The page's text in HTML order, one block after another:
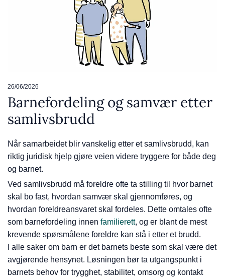
26/06/2026
Barnefordeling og samvær etter
samlivsbrudd
Når samarbeidet blir vanskelig etter et samlivsbrudd, kan
riktig juridisk hjelp gjøre veien videre tryggere for både deg
og barnet.
Ved samlivsbrudd må foreldre ofte ta stilling til hvor barnet
skal bo fast, hvordan samvær skal gjennomføres, og
hvordan foreldreansvaret skal fordeles. Dette omtales ofte
som barnefordeling innen familierett, og er blant de mest
krevende spørsmålene foreldre kan stå i etter et brudd.
I alle saker om barn er det barnets beste som skal være det
avgjørende hensynet. Løsningen bør ta utgangspunkt i
barnets behov for trygghet, stabilitet, omsorg og kontakt